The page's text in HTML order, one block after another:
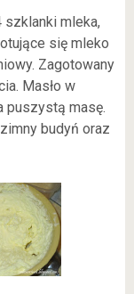
mleka,
się mleko
Zagotowany
Masło w
puszystą masę.
budyń oraz